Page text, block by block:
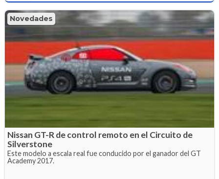
Novedades
Nissan GT-R de control remoto en el Circuito de
Silverstone
Este modelo a escala real fue conducido por el ganador del GT
Academy 2017.